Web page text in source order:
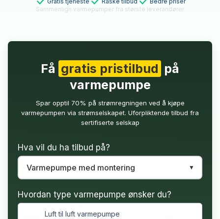
Sammenlign varmepumper fra største leverandører
Få gratis pristilbud på
varmepumpe
Spar opptil 70% på strømregningen ved å kjøpe
varmepumpen via strømselskapet. Uforpliktende tilbud fra
sertifiserte selskap
Hva vil du ha tilbud på?
Hvordan type varmepumpe ønsker du?
Luft til luft varmepumpe